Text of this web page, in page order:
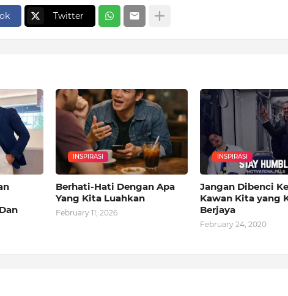
Twitter
INSPIRASI
Berhati-Hati Dengan Apa
Yang Kita Luahkan
February 11, 2026
INSPIRASI
Jangan Dibenci
Kawan Kita yang
Berjaya
February 24, 2020